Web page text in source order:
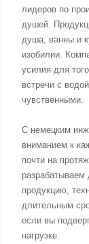
лидеров по
душей.
душа, ванны и
изобилии.
усилия для
встречи с
чувственными.
С немецким
вниманием к
почти на
продукцию,
длительным
если вы
нагрузке.